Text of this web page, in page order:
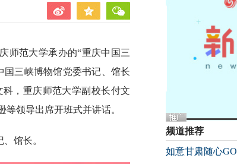
师范大学承办的“重庆中国三
国三峡博物馆党委书记、馆长
，重庆师范大学副校长付文
领导出席开班式并讲话。
馆长。
频道推荐
如意甘肃随心GO